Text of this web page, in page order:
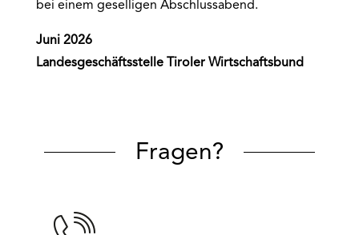
bei einem geselligen Abschlussabend.
Juni 2026
Landesgeschäftsstelle Tiroler Wirtschaftsbund
Fragen?